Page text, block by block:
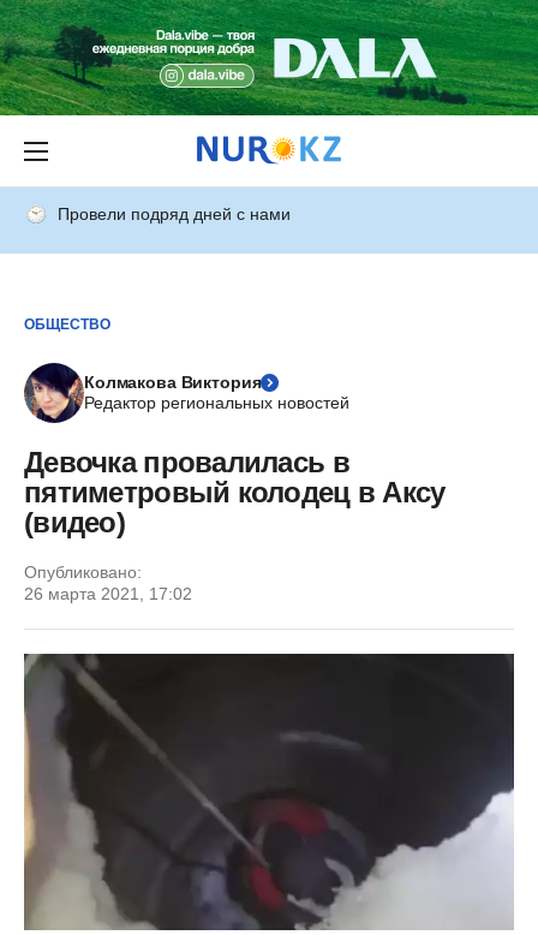
Провели подряд дней с нами
ОБЩЕСТВО
Колмакова Виктория
Редактор региональных новостей
Девочка провалилась в
пятиметровый колодец в Аксу
(видео)
Опубликовано:
26 марта 2021, 17:02